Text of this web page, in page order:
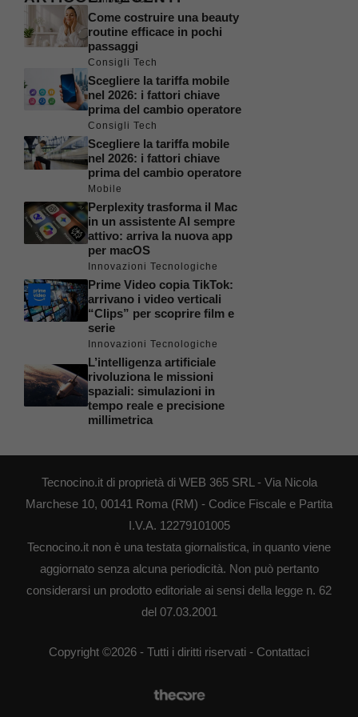
Come costruire una beauty
routine efficace in pochi
passaggi
Consigli Tech
Scegliere la tariffa mobile
nel 2026: i fattori chiave
prima del cambio operatore
Consigli Tech
Scegliere la tariffa mobile
nel 2026: i fattori chiave
prima del cambio operatore
Mobile
Perplexity trasforma il Mac
in un assistente AI sempre
attivo: arriva la nuova app
per macOS
Innovazioni Tecnologiche
Prime Video copia TikTok:
arrivano i video verticali
“Clips” per scoprire film e
serie
Innovazioni Tecnologiche
L’intelligenza artificiale
rivoluziona le missioni
spaziali: simulazioni in
tempo reale e precisione
millimetrica
Tecnocino.it di proprietà di WEB 365 SRL - Via Nicola
Marchese 10, 00141 Roma (RM) - Codice Fiscale e Partita
I.V.A. 12279101005
Tecnocino.it non è una testata giornalistica, in quanto viene
aggiornato senza alcuna periodicità. Non può pertanto
considerarsi un prodotto editoriale ai sensi della legge n. 62
del 07.03.2001
Copyright ©2026 - Tutti i diritti riservati - Contattaci